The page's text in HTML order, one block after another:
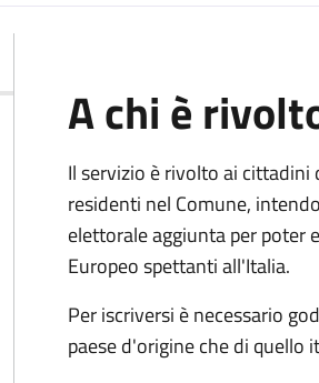
A chi è
Il servizio è rivolto ai
residenti nel Comune,
elettorale aggiunta per poter
Europeo spettanti all'Italia.
Per iscriversi è necessario
paese d'origine che di quello